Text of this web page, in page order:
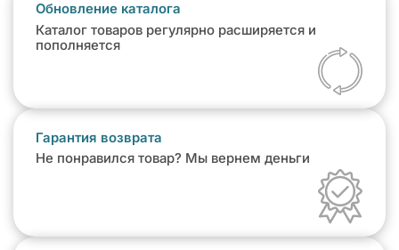
Обновление каталога
Каталог товаров регулярно расширяется и
пополняется
Гарантия возврата
Не понравился товар? Мы вернем деньги